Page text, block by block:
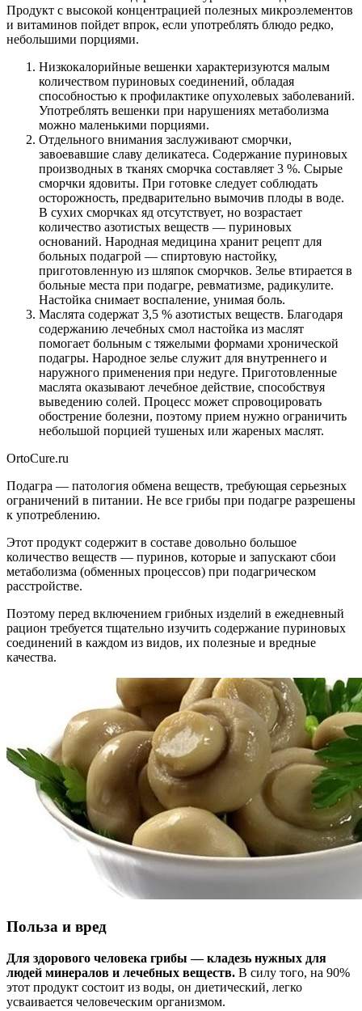
Продукт с высокой концентрацией полезных микроэлементов
и витаминов пойдет впрок, если употреблять блюдо редко,
небольшими порциями.
Низкокалорийные вешенки характеризуются малым
количеством пуриновых соединений, обладая
способностью к профилактике опухолевых заболеваний.
Употреблять вешенки при нарушениях метаболизма
можно маленькими порциями.
Отдельного внимания заслуживают сморчки,
завоевавшие славу деликатеса. Содержание пуриновых
производных в тканях сморчка составляет 3 %. Сырые
сморчки ядовиты. При готовке следует соблюдать
осторожность, предварительно вымочив плоды в воде.
В сухих сморчках яд отсутствует, но возрастает
количество азотистых веществ — пуриновых
оснований. Народная медицина хранит рецепт для
больных подагрой — спиртовую настойку,
приготовленную из шляпок сморчков. Зелье втирается в
больные места при подагре, ревматизме, радикулите.
Настойка снимает воспаление, унимая боль.
Маслята содержат 3,5 % азотистых веществ. Благодаря
содержанию лечебных смол настойка из маслят
помогает больным с тяжелыми формами хронической
подагры. Народное зелье служит для внутреннего и
наружного применения при недуге. Приготовленные
маслята оказывают лечебное действие, способствуя
выведению солей. Процесс может спровоцировать
обострение болезни, поэтому прием нужно ограничить
небольшой порцией тушеных или жареных маслят.
OrtoCure.ru
Подагра — патология обмена веществ, требующая серьезных
ограничений в питании. Не все грибы при подагре разрешены
к употреблению.
Этот продукт содержит в составе довольно большое
количество веществ — пуринов, которые и запускают сбои
метаболизма (обменных процессов) при подагрическом
расстройстве.
Поэтому перед включением грибных изделий в ежедневный
рацион требуется тщательно изучить содержание пуриновых
соединений в каждом из видов, их полезные и вредные
качества.
Польза и вред
Для здорового человека грибы — кладезь нужных для
людей минералов и лечебных веществ. В силу того, на 90%
этот продукт состоит из воды, он диетический, легко
усваивается человеческим организмом.